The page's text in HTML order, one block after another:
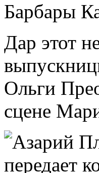
Барбары
Дар этот
Ольги
сцене